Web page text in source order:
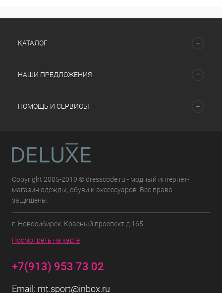
КАТАЛОГ
НАШИ ПРЕДЛОЖЕНИЯ
ПОМОЩЬ И СЕРВИСЫ
Copyright 2005-2019 © dresscode.ru - модный интернет-
магазин одежды, обуви и аксессуаров. Все права
защищены.
г. Новосибирск. Красный проспект д.165
Посмотреть на карте
+7(913) 953 73 02
Email: mt.sport@inbox.ru